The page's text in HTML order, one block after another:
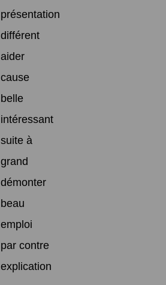
présentation
différent
aider
cause
belle
intéressant
suite à
grand
démonter
beau
emploi
par contre
explication